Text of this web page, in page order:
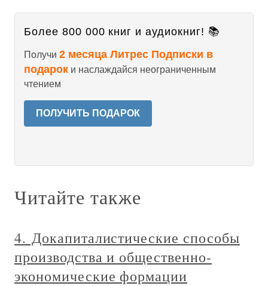
Более 800 000 книг и аудиокниг! 📚
Получи 2 месяца Литрес Подписки в
подарок и наслаждайся неограниченным
чтением
ПОЛУЧИТЬ ПОДАРОК
Читайте также
4. Докапиталистические способы
производства и общественно-
экономические формации